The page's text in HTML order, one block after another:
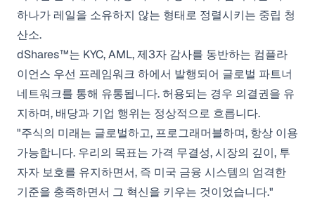
하나가 레일을 소유하지 않는 형태로 정렬시키는 중립 청
산소.
dShares™는 KYC, AML, 제3자 감사를 동반하는 컴플라
이언스 우선 프레임워크 하에서 발행되어 글로벌 파트너
네트워크를 통해 유통됩니다. 허용되는 경우 의결권을 유
지하며, 배당과 기업 행위는 정상적으로 흐릅니다.
"주식의 미래는 글로벌하고, 프로그래머블하며, 항상 이용
가능합니다. 우리의 목표는 가격 무결성, 시장의 깊이, 투
자자 보호를 유지하면서, 즉 미국 금융 시스템의 엄격한
기준을 충족하면서 그 혁신을 키우는 것이었습니다."